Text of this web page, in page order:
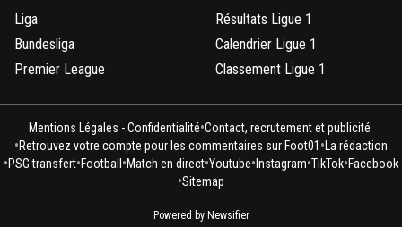
Liga
Bundesliga
Premier League
Résultats Ligue 1
Calendrier Ligue 1
Classement Ligue 1
Mentions Légales - Confidentialité•Contact, recrutement et publicité
•Retrouvez votre compte pour les commentaires sur Foot01 •La rédaction
•PSG transfert•Football •Match en direct•Youtube• Instagram•TikTok•Facebook
•Sitemap
Powered by Newsifier